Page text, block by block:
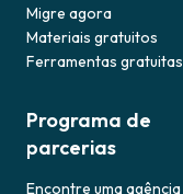
Migre agora
Materiais gratuitos
Ferramentas gratuitas
Programa de
parcerias
Encontre uma agência